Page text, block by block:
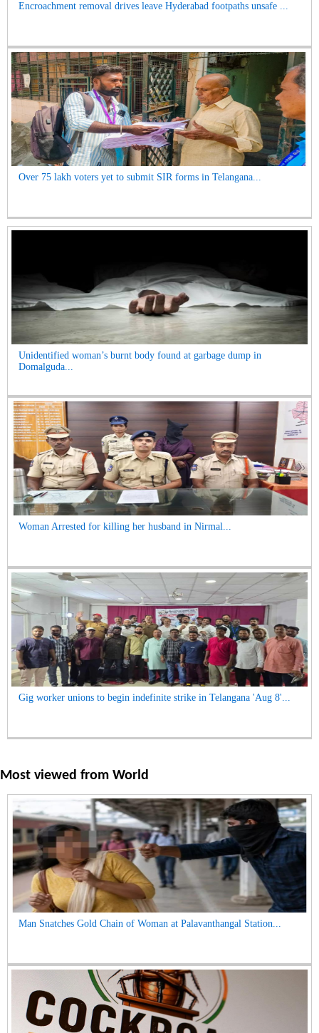
Encroachment removal drives leave Hyderabad footpaths unsafe ...
Over 75 lakh voters yet to submit SIR forms in Telangana...
Unidentified woman’s burnt body found at garbage dump in
Domalguda...
Woman Arrested for killing her husband in Nirmal...
Gig worker unions to begin indefinite strike in Telangana 'Aug 8'...
Most viewed from World
Man Snatches Gold Chain of Woman at Palavanthangal Station...